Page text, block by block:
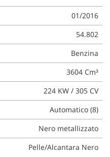
01/2016
54.802
Benzina
3604 Cm³
224 KW / 305 CV
Automatico (8)
Nero metallizzato
Pelle/Alcantara Nero